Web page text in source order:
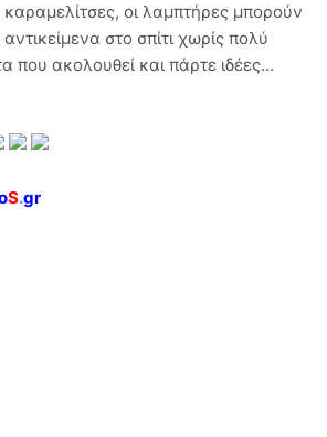
οι λαμπτήρες μπορούν
στο σπίτι χωρίς πολύ
που ακολουθεί και πάρτε ιδέες…
S.gr